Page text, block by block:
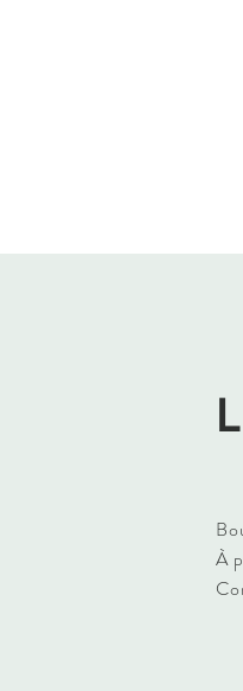
À